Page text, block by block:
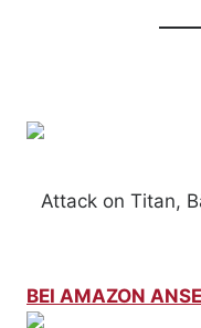
Attack on Titan,
BEI AMAZON